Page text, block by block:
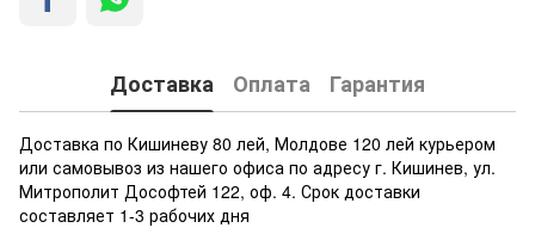
Доставка Оплата Гарантия
Доставка по Кишиневу 80 лей, Молдове 120 лей курьером
или самовывоз из нашего офиса по адресу г. Кишинев, ул.
Митрополит Дософтей 122, оф. 4. Срок доставки
составляет 1-3 рабочих дня